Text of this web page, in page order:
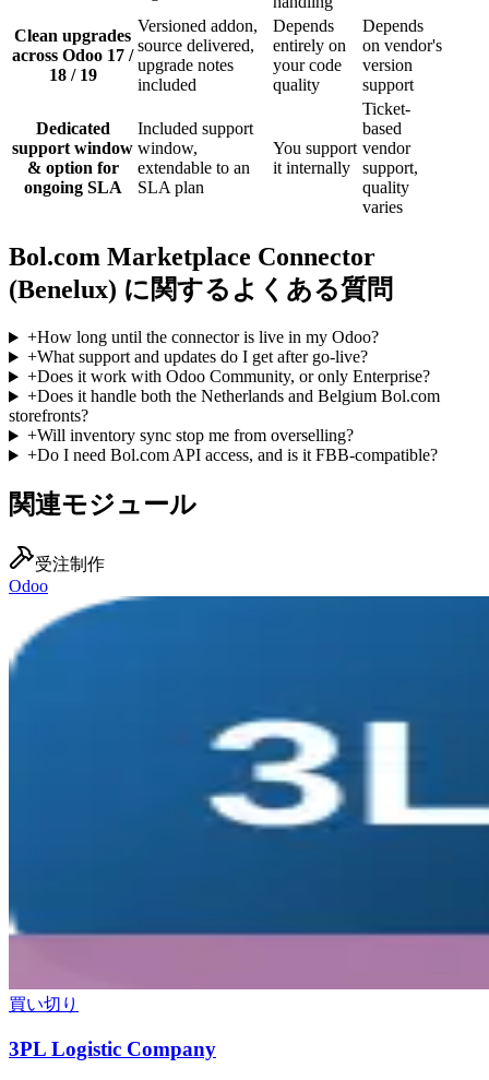
Clean upgrades
across Odoo 17 /
18 / 19
Versioned addon,
source delivered,
upgrade notes
included
Depends
entirely on
your code
quality
Depends
on vendor's
version
support
Dedicated
support window
& option for
ongoing SLA
Included support
window,
extendable to an
SLA plan
You support
it internally
Ticket-
based
vendor
support,
quality
varies
Bol.com Marketplace Connector
(Benelux) に関するよくある質問
+How long until the connector is live in my Odoo?
+What support and updates do I get after go-live?
+Does it work with Odoo Community, or only Enterprise?
+Does it handle both the Netherlands and Belgium Bol.com
storefronts?
+Will inventory sync stop me from overselling?
+Do I need Bol.com API access, and is it FBB-compatible?
関連モジュール
受注制作
Odoo
買い切り
3PL Logistic Company